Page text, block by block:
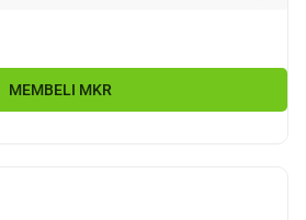
MEMBELI MKR